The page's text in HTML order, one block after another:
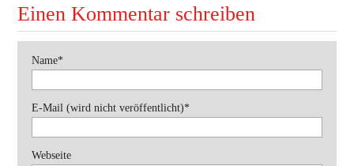
Einen Kommentar schreiben
Pflichtfeld
Name*
Pflichtfeld
E-Mail (wird nicht veröffentlicht)*
Webseite